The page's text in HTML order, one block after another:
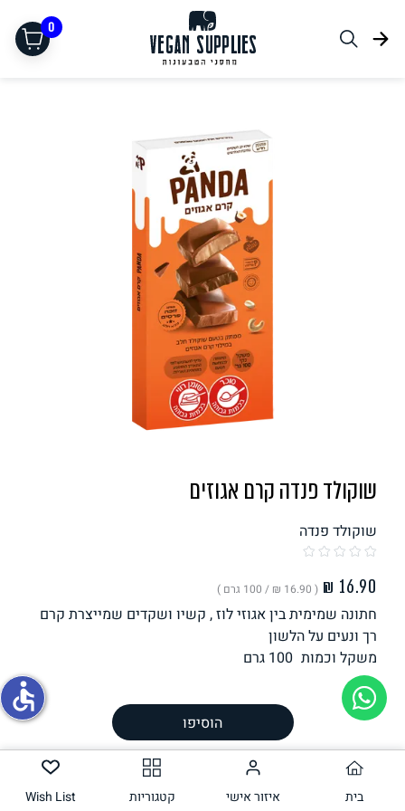
0
תחליפי בשר
שוקולד פנדה קרם אגוזים
שוקולד פנדה
( ‏16.90 ₪ / 100 גרם )
חתונה שמימית בין אגוזי לוז , קשיו ושקדים שמייצרת קרם
רך ונעים על הלשון
משקל וכמות
גרם
הכנה
ערך תזונתי
אלרגנים
הוסיפו
בית איזור אישי קטגוריות Wish List
accessible